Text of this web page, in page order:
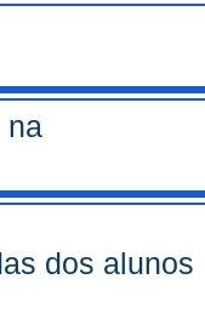
na
dos alunos